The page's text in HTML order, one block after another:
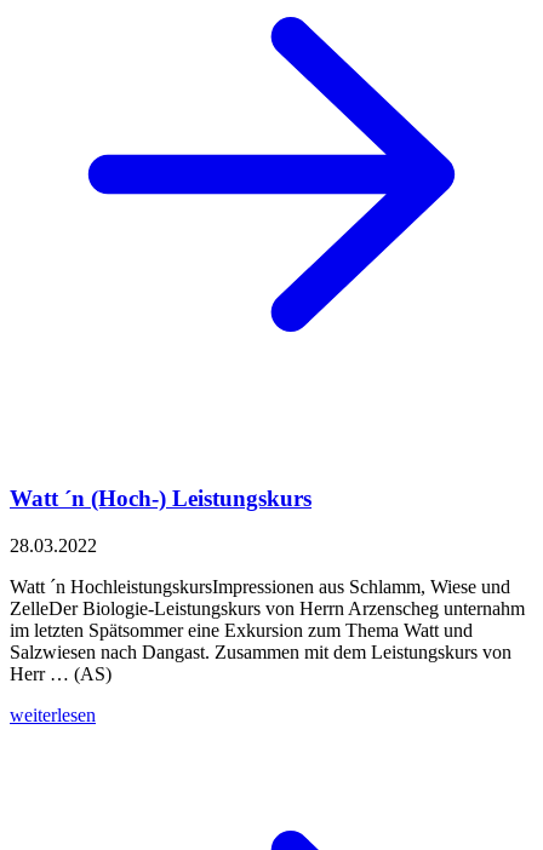
Watt ´n (Hoch-) Leistungskurs
28.03.2022
Watt ´n HochleistungskursImpressionen aus Schlamm, Wiese und
ZelleDer Biologie-Leistungskurs von Herrn Arzenscheg unternahm
im letzten Spätsommer eine Exkursion zum Thema Watt und
Salzwiesen nach Dangast. Zusammen mit dem Leistungskurs von
Herr … (AS)
weiterlesen